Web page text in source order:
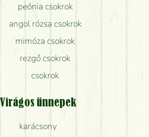
peónia csokrok
angol rózsa csokrok
mimóza csokrok
rezgő csokrok
csokrok
Virágos ünnepek
karácsony